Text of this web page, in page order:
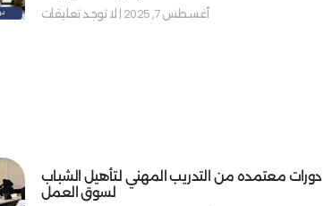
أغسطس 7, 2025
لا توجد تعليقات
دورات معتمده من التدريب المهني لتأهيل الشباب
لسوق العمل